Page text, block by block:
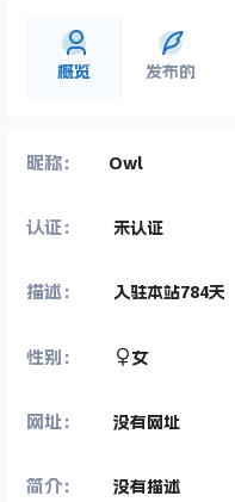
概览 发布的
昵称： Owl
认证： 未认证
描述： 入驻本站784天
性别： 女
网址： 没有网址
简介： 没有描述